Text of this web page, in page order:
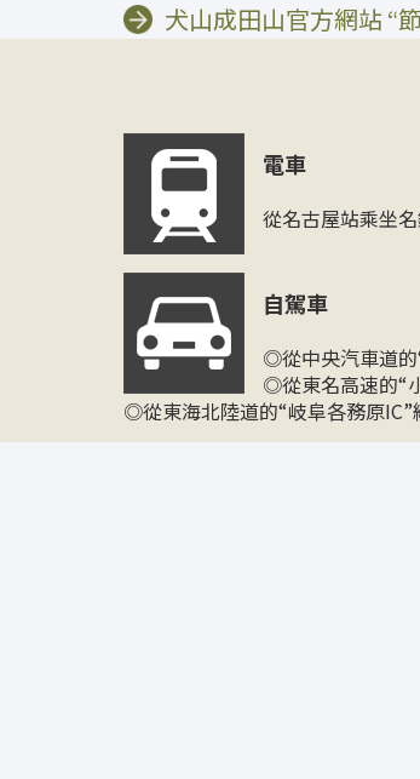
犬山成田山官方網站 “
電車
從名古屋站乘坐
自駕車
◎從中央汽車道的
◎從東名高速的“
◎從東海北陸道的“岐阜各務原IC”